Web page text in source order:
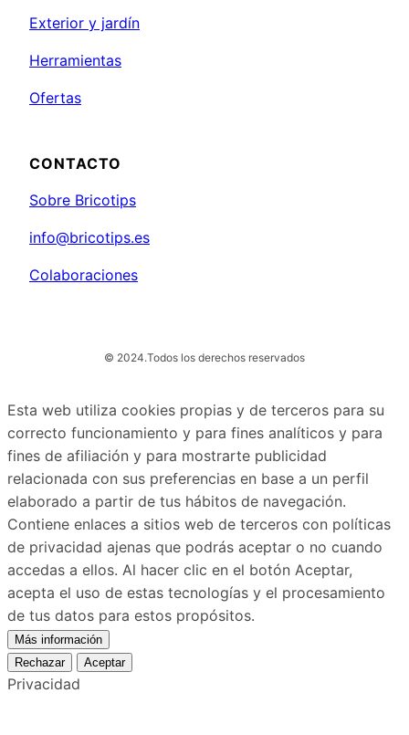
Exterior y jardín
Herramientas
Ofertas
CONTACTO
Sobre Bricotips
info@bricotips.es
Colaboraciones
© 2024.Todos los derechos reservados
Esta web utiliza cookies propias y de terceros para su
correcto funcionamiento y para fines analíticos y para
fines de afiliación y para mostrarte publicidad
relacionada con sus preferencias en base a un perfil
elaborado a partir de tus hábitos de navegación.
Contiene enlaces a sitios web de terceros con políticas
de privacidad ajenas que podrás aceptar o no cuando
accedas a ellos. Al hacer clic en el botón Aceptar,
acepta el uso de estas tecnologías y el procesamiento
de tus datos para estos propósitos.
Más información
Rechazar
Aceptar
Privacidad